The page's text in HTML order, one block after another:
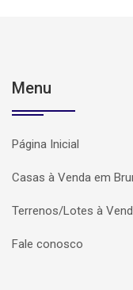
Menu
Página Inicial
Casas à Venda em
Terrenos/Lotes à
Fale conosco